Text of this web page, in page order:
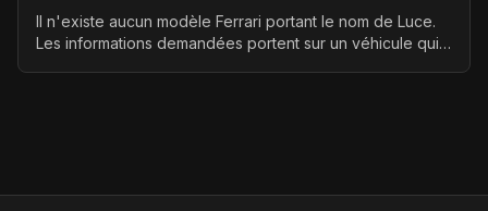
Il n'existe aucun modèle Ferrari portant le nom de Luce.
Les informations demandées portent sur un véhicule qui